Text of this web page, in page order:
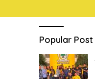
Popular Post